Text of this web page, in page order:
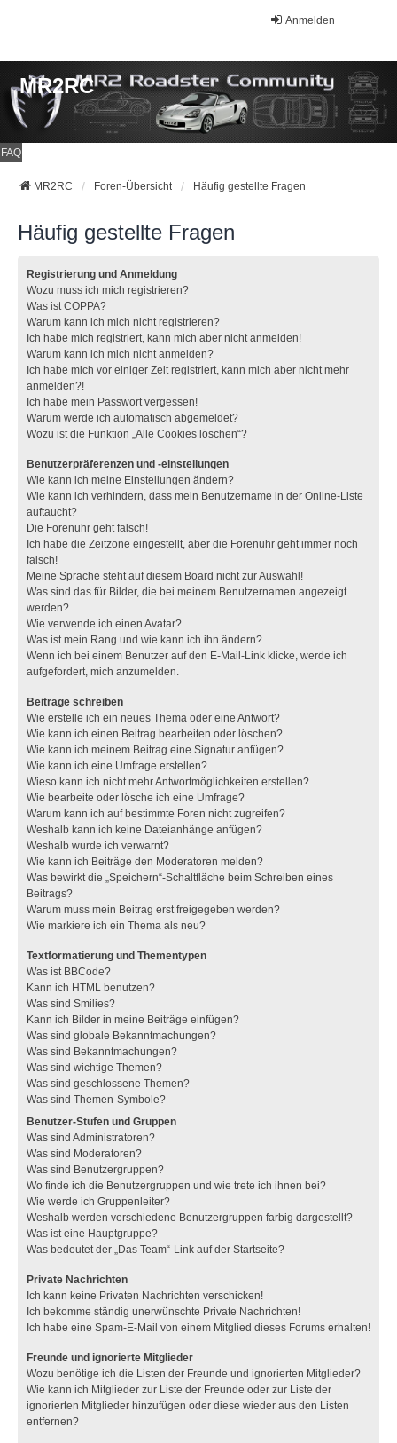
Anmelden
MR2RC
FAQ
MR2RC Foren-Übersicht Häufig gestellte Fragen
Häufig gestellte Fragen
Registrierung und Anmeldung
Wozu muss ich mich registrieren?
Was ist COPPA?
Warum kann ich mich nicht registrieren?
Ich habe mich registriert, kann mich aber nicht anmelden!
Warum kann ich mich nicht anmelden?
Ich habe mich vor einiger Zeit registriert, kann mich aber nicht mehr
anmelden?!
Ich habe mein Passwort vergessen!
Warum werde ich automatisch abgemeldet?
Wozu ist die Funktion „Alle Cookies löschen“?
Benutzerpräferenzen und -einstellungen
Wie kann ich meine Einstellungen ändern?
Wie kann ich verhindern, dass mein Benutzername in der Online-Liste
auftaucht?
Die Forenuhr geht falsch!
Ich habe die Zeitzone eingestellt, aber die Forenuhr geht immer noch
falsch!
Meine Sprache steht auf diesem Board nicht zur Auswahl!
Was sind das für Bilder, die bei meinem Benutzernamen angezeigt
werden?
Wie verwende ich einen Avatar?
Was ist mein Rang und wie kann ich ihn ändern?
Wenn ich bei einem Benutzer auf den E-Mail-Link klicke, werde ich
aufgefordert, mich anzumelden.
Beiträge schreiben
Wie erstelle ich ein neues Thema oder eine Antwort?
Wie kann ich einen Beitrag bearbeiten oder löschen?
Wie kann ich meinem Beitrag eine Signatur anfügen?
Wie kann ich eine Umfrage erstellen?
Wieso kann ich nicht mehr Antwortmöglichkeiten erstellen?
Wie bearbeite oder lösche ich eine Umfrage?
Warum kann ich auf bestimmte Foren nicht zugreifen?
Weshalb kann ich keine Dateianhänge anfügen?
Weshalb wurde ich verwarnt?
Wie kann ich Beiträge den Moderatoren melden?
Was bewirkt die „Speichern“-Schaltfläche beim Schreiben eines
Beitrags?
Warum muss mein Beitrag erst freigegeben werden?
Wie markiere ich ein Thema als neu?
Textformatierung und Thementypen
Was ist BBCode?
Kann ich HTML benutzen?
Was sind Smilies?
Kann ich Bilder in meine Beiträge einfügen?
Was sind globale Bekanntmachungen?
Was sind Bekanntmachungen?
Was sind wichtige Themen?
Was sind geschlossene Themen?
Was sind Themen-Symbole?
Benutzer-Stufen und Gruppen
Was sind Administratoren?
Was sind Moderatoren?
Was sind Benutzergruppen?
Wo finde ich die Benutzergruppen und wie trete ich ihnen bei?
Wie werde ich Gruppenleiter?
Weshalb werden verschiedene Benutzergruppen farbig dargestellt?
Was ist eine Hauptgruppe?
Was bedeutet der „Das Team“-Link auf der Startseite?
Private Nachrichten
Ich kann keine Privaten Nachrichten verschicken!
Ich bekomme ständig unerwünschte Private Nachrichten!
Ich habe eine Spam-E-Mail von einem Mitglied dieses Forums erhalten!
Freunde und ignorierte Mitglieder
Wozu benötige ich die Listen der Freunde und ignorierten Mitglieder?
Wie kann ich Mitglieder zur Liste der Freunde oder zur Liste der
ignorierten Mitglieder hinzufügen oder diese wieder aus den Listen
entfernen?